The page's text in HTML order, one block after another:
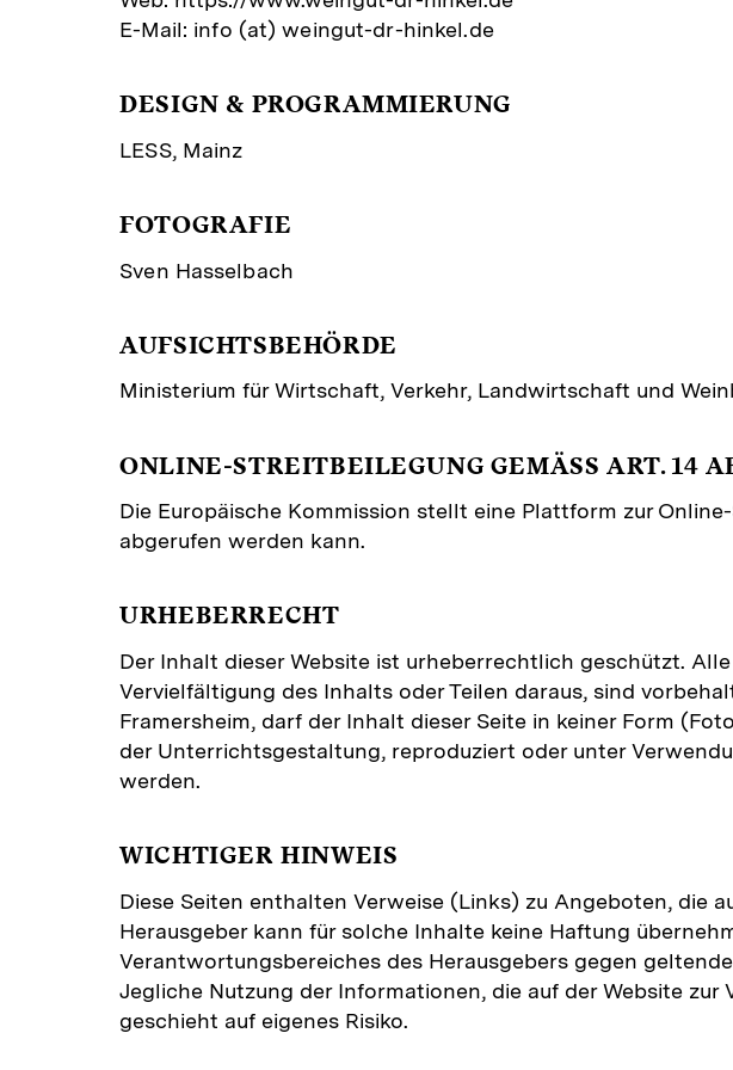
E-Mail: info (at) weingut-dr-hinkel.de
DESIGN & PROGRAMMIERUNG
LESS, Mainz
FOTOGRAFIE
Sven Hasselbach
AUFSICHTSBEHÖRDE
Ministerium für Wirtschaft, Verkehr, Landwirtschaft und
ONLINE-STREITBEILEGUNG GEMÄSS ART. 14
Die Europäische Kommission stellt eine Plattform zur
abgerufen werden kann.
URHEBERRECHT
Der Inhalt dieser Website ist urheberrechtlich geschützt.
Vervielfältigung des Inhalts oder Teilen daraus, sind
Framersheim, darf der Inhalt dieser Seite in keiner Form
der Unterrichtsgestaltung, reproduziert oder unter
werden.
WICHTIGER HINWEIS
Diese Seiten enthalten Verweise (Links) zu Angeboten, die
Herausgeber kann für solche Inhalte keine Haftung
Verantwortungsbereiches des Herausgebers gegen
Jegliche Nutzung der Informationen, die auf der Website
geschieht auf eigenes Risiko.